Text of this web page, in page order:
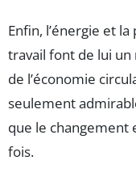
Enfin, l’énergie et
travail font de lui un
de l’économie
seulement
que le changement
fois.